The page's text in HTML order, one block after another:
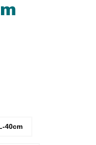
40cm